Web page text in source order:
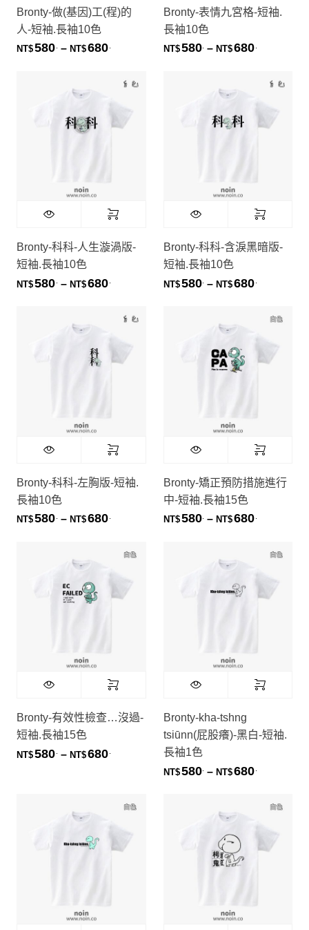
Bronty-做(基因)工(程)的
人-短袖.長袖10色
NT$580 – NT$680價格範圍：NT$580. 到 NT$680.
Bronty-表情九宮格-短袖.
長袖10色
NT$580 – NT$680
Bronty-科科-人生漩渦版-
短袖.長袖10色
NT$580 – NT$680價格範圍：NT$580. 到 NT$680.
Bronty-科科-含淚黑暗版-
短袖.長袖10色
NT$580 – NT$680
Bronty-科科-左胸版-短袖.
長袖10色
NT$580 – NT$680價格範圍：NT$580. 到 NT$680.
Bronty-矯正預防措施進行
中-短袖.長袖15色
NT$580 – NT$680
Bronty-有效性檢查…沒過-
短袖.長袖15色
NT$580 – NT$680價格範圍：NT$580. 到 NT$680.
Bronty-kha-tshng
tsiūnn(屁股癢)-黑白-短袖.
長袖1色
NT$580 – NT$680